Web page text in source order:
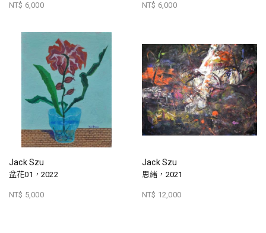
NT$ 6,000 NT$ 6,000
Jack Szu
盆花01，2022
NT$ 5,000
Jack Szu
思緒，2021
NT$ 12,000